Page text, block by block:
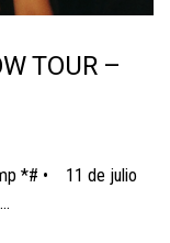
TOUR –
*# • 11 de julio